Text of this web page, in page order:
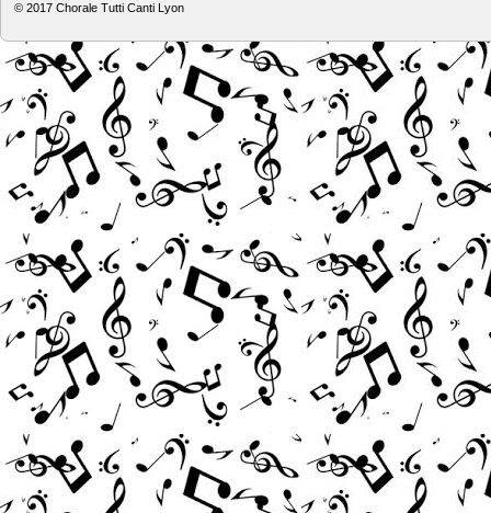
© 2017 Chorale Tutti Canti Lyon